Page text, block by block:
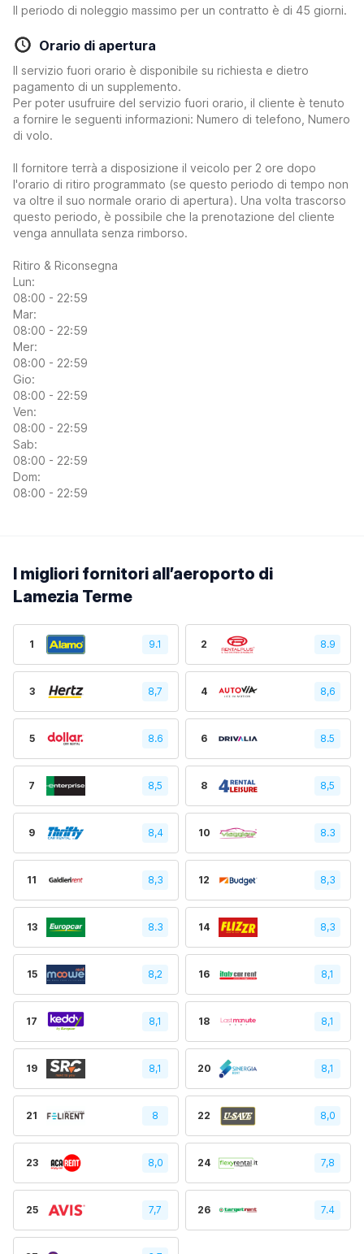
Il periodo di noleggio massimo per un contratto è di 45 giorni.
Orario di apertura
Il servizio fuori orario è disponibile su richiesta e dietro
pagamento di un supplemento.
Per poter usufruire del servizio fuori orario, il cliente è tenuto
a fornire le seguenti informazioni: Numero di telefono, Numero
di volo.
Il fornitore terrà a disposizione il veicolo per 2 ore dopo
l'orario di ritiro programmato (se questo periodo di tempo non
va oltre il suo normale orario di apertura). Una volta trascorso
questo periodo, è possibile che la prenotazione del cliente
venga annullata senza rimborso.
Ritiro & Riconsegna
Lun:
08:00 - 22:59
Mar:
08:00 - 22:59
Mer:
08:00 - 22:59
Gio:
08:00 - 22:59
Ven:
08:00 - 22:59
Sab:
08:00 - 22:59
Dom:
08:00 - 22:59
I migliori fornitori all’aeroporto di
Lamezia Terme
1 9.1 2 8.9
3 8,7 4 8,6
5 8.6 6 8.5
7 8,5 8 8,5
9 8,4 10 8.3
11 8,3 12 8,3
13 8.3 14 8,3
15 8,2 16 8,1
17 8,1 18 8,1
19 8,1 20 8,1
21 8 22 8,0
23 8,0 24 7,8
25 7,7 26 7.4